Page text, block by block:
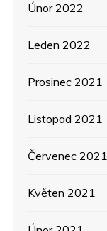
Únor 2022
Leden 2022
Prosinec 2021
Listopad 2021
Červenec 2021
Květen 2021